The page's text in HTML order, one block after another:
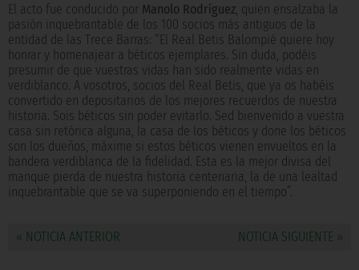
El acto fue conducido por Manolo Rodríguez , quien ensalzaba la
pasión inquebrantable de los 100 socios más antiguos de la
entidad de las Trece Barras: “El Real Betis Balompié quiere hoy
honrar y homenajear a béticos ejemplares. Sin duda, podéis
presumir de que vuestras vidas han sido realmente vidas en
verdiblanco. A vosotros, socios del Real Betis, que ya os habéis
convertido en depositarios de los mejores recuerdos de nuestra
historia. Sois béticos sin poder evitarlo. Sed bienvenido a vuestra
casa sin retórica alguna, la casa de los béticos y done los béticos
son los dueños, máxime si estos béticos vienen envueltos en la
bandera verdiblanca de la fidelidad. Esta es la mejor divisa del
manque pierda de nuestra historia centenaria, la de una lealtad
inquebrantable que se va superponiendo en el tiempo”.
« NOTICIA ANTERIOR NOTICIA SIGUIENTE »